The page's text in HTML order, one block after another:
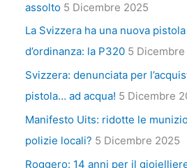
assolto 5 Dicembre 2025
La Svizzera ha una nuova pistola
d’ordinanza: la P320 5
Svizzera: denunciata per
pistola… ad acqua! 5 Dicembre
Manifesto Uits: ridotte le
polizie locali? 5 Dicembre 2025
Roggero: 14 anni per il